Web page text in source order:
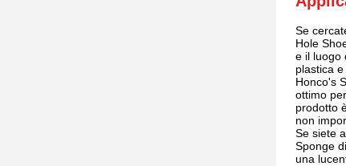
Se
Hole
e il luogo
plastica
Honco's
ottimo
prodotto
non
Se siete
Sponge
una